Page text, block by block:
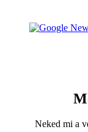
Neked mi a